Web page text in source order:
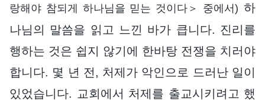
랑해야 참되게 하나님을 믿는 것이다＞ 중에서) 하
나님의 말씀을 읽고 느낀 바가 큽니다. 진리를
행하는 것은 쉽지 않기에 한바탕 전쟁을 치러야
합니다. 몇 년 전, 처제가 악인으로 드러난 일이
있었습니다. 교회에서 처제를 출교시키려고 했